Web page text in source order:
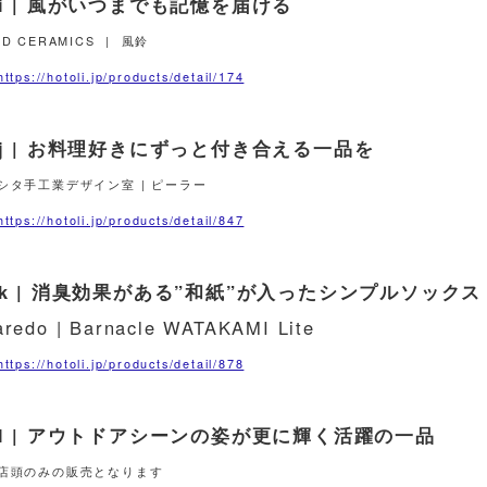
CERAMICS | 風鈴
hotoli.jp/products/detail/174
| お料理好きにずっと付き合える一品を
タ手工業デザイン室 | ピーラー
hotoli.jp/products/detail/847
| 消臭効果がある”和紙”が入ったシンプルソックス
| Barnacle WATAKAMI Lite
hotoli.jp/products/detail/878
| アウトドアシーンの姿が更に輝く活躍の一品
頭のみの販売となります